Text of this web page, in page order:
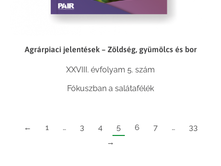
Agrárpiaci jelentések – Zöldség, gyümölcs és bor
XXVIII. évfolyam 5. szám
Fókuszban a salátafélék
← 1 … 3 4 5 6 7 …
33
→